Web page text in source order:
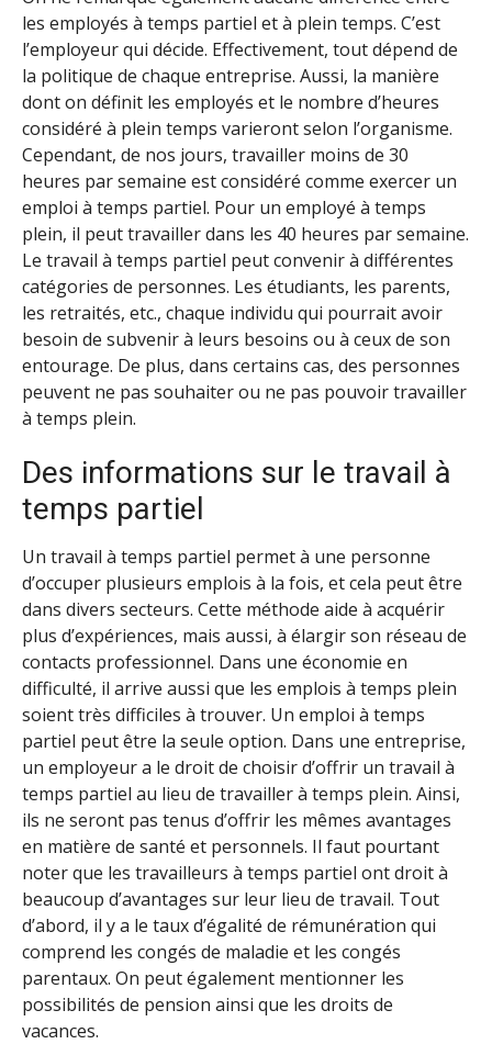
les employés à temps partiel et à plein temps. C’est
l’employeur qui décide. Effectivement, tout dépend de
la politique de chaque entreprise. Aussi, la manière
dont on définit les employés et le nombre d’heures
considéré à plein temps varieront selon l’organisme.
Cependant, de nos jours, travailler moins de 30
heures par semaine est considéré comme exercer un
emploi à temps partiel. Pour un employé à temps
plein, il peut travailler dans les 40 heures par semaine.
Le travail à temps partiel peut convenir à différentes
catégories de personnes. Les étudiants, les parents,
les retraités, etc., chaque individu qui pourrait avoir
besoin de subvenir à leurs besoins ou à ceux de son
entourage. De plus, dans certains cas, des personnes
peuvent ne pas souhaiter ou ne pas pouvoir travailler
à temps plein.
Des informations sur le travail à
temps partiel
Un travail à temps partiel permet à une personne
d’occuper plusieurs emplois à la fois, et cela peut être
dans divers secteurs. Cette méthode aide à acquérir
plus d’expériences, mais aussi, à élargir son réseau de
contacts professionnel. Dans une économie en
difficulté, il arrive aussi que les emplois à temps plein
soient très difficiles à trouver. Un emploi à temps
partiel peut être la seule option. Dans une entreprise,
un employeur a le droit de choisir d’offrir un travail à
temps partiel au lieu de travailler à temps plein. Ainsi,
ils ne seront pas tenus d’offrir les mêmes avantages
en matière de santé et personnels. Il faut pourtant
noter que les travailleurs à temps partiel ont droit à
beaucoup d’avantages sur leur lieu de travail. Tout
d’abord, il y a le taux d’égalité de rémunération qui
comprend les congés de maladie et les congés
parentaux. On peut également mentionner les
possibilités de pension ainsi que les droits de
vacances.